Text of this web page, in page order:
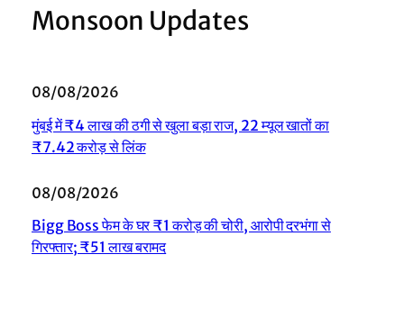
Monsoon Updates
08/08/2026
मुंबई में ₹4 लाख की ठगी से खुला बड़ा राज, 22 म्यूल खातों का
₹7.42 करोड़ से लिंक
08/08/2026
Bigg Boss फेम के घर ₹1 करोड़ की चोरी, आरोपी दरभंगा से
गिरफ्तार; ₹51 लाख बरामद